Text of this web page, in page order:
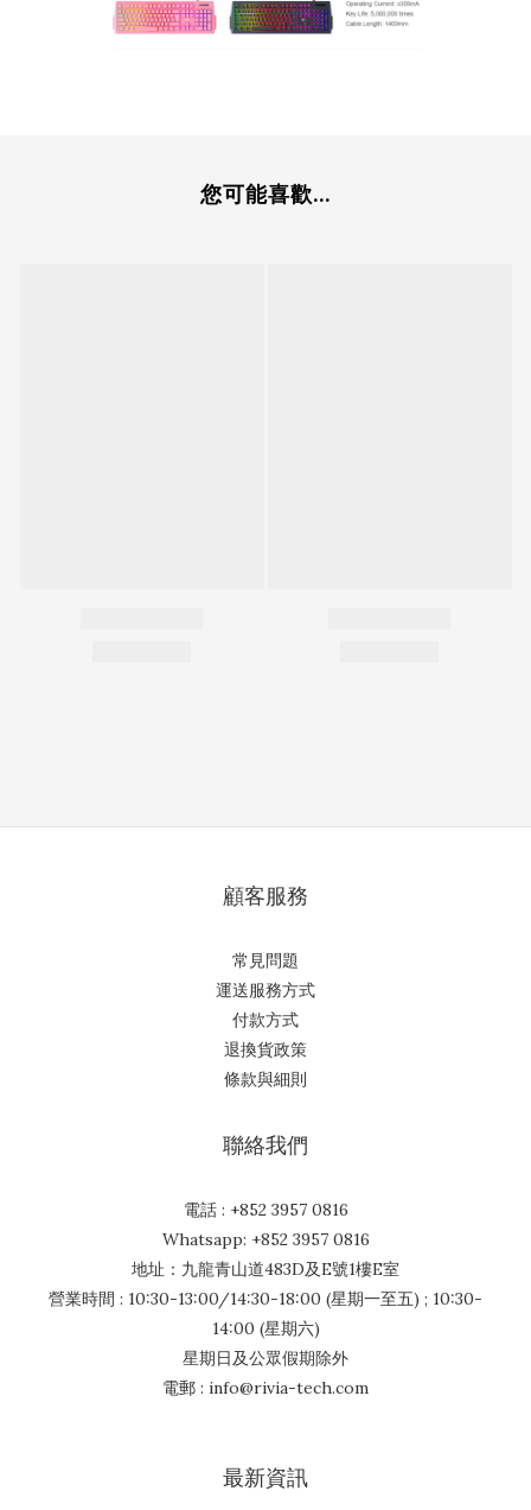
您可能喜歡...
顧客服務
常見問題
運送服務方式
付款方式
退換貨政策
條款與細則
聯絡我們
電話 : +852 3957 0816
Whatsapp: +852 3957 0816
地址：九龍青山道483D及E號1樓E室
營業時間 : 10:30-13:00/14:30-18:00 (星期一至五) ; 10:30-
14:00 (星期六)
星期日及公眾假期除外
電郵 : info@rivia-tech.com
最新資訊